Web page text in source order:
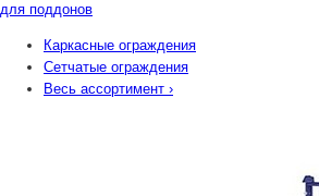
для поддонов
Каркасные ограждения
Сетчатые ограждения
Весь ассортимент ›